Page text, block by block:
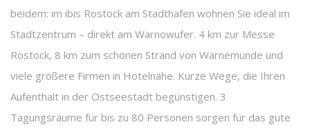
beidem: im ibis Rostock am Stadthafen wohnen Sie ideal im
Stadtzentrum – direkt am Warnowufer. 4 km zur Messe
Rostock, 8 km zum schönen Strand von Warnemünde und
viele größere Firmen in Hotelnähe. Kurze Wege, die Ihren
Aufenthalt in der Ostseestadt begünstigen. 3
Tagungsräume für bis zu 80 Personen sorgen für das gute